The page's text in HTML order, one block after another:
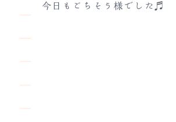
今日もごちそう様でした♬